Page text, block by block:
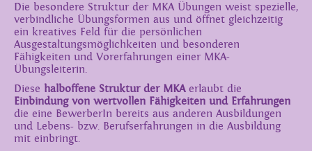
Die besondere Struktur der MKA Übungen weist spezielle,
verbindliche Übungsformen aus und öffnet gleichzeitig
ein kreatives Feld für die persönlichen
Ausgestaltungsmöglichkeiten und besonderen
Fähigkeiten und Vorerfahrungen einer MKA-
Übungsleiterin.
Diese halboffene Struktur der MKA erlaubt die
Einbindung von wertvollen Fähigkeiten und Erfahrungen
die eine BewerberIn bereits aus anderen Ausbildungen
und Lebens- bzw. Berufserfahrungen in die Ausbildung
mit einbringt.